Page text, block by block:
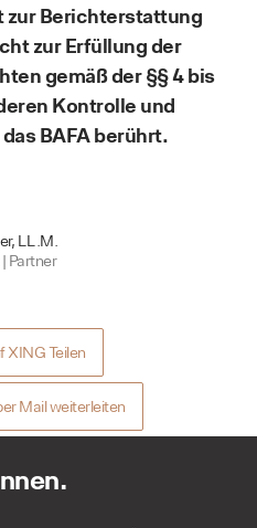
zur Berichterstattung
zur Erfüllung der
gemäß der §§ 4 bis
Kontrolle und
BAFA berührt.
LL.M.
Partner
XING Teilen
Mail weiterleiten